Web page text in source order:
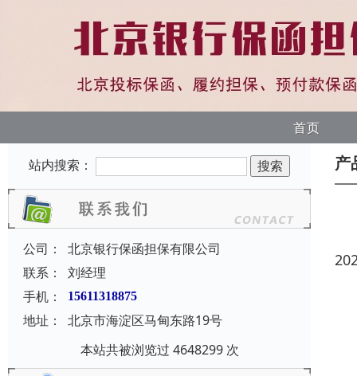
首页
站内搜索：
公司：
北京银行保函担保有限公司
联系：
刘经理
手机：
15611318875
地址：
北京市海淀区马甸东路19号
本站共被浏览过 4648299 次
产